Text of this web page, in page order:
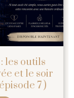
les outils
et le soir
7 )